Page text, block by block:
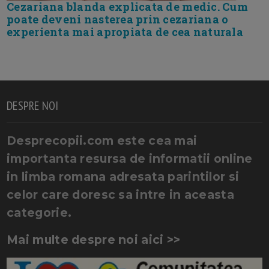
Cezariana blanda explicata de medic. Cum
poate deveni nasterea prin cezariana o
experienta mai apropiata de cea naturala
DESPRE NOI
Desprecopii.com este cea mai
importanta resursa de informatii online
in limba romana adresata parintilor si
celor care doresc sa intre in aceasta
categorie.
Mai multe despre noi aici >>